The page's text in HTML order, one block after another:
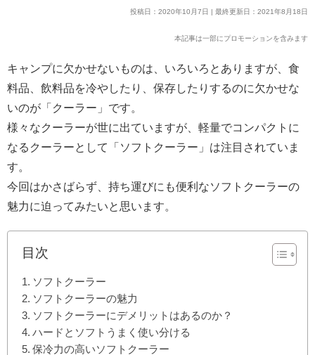
投稿日：2020年10月7日 | 最終更新日：2021年8月18日
本記事は一部にプロモーションを含みます
キャンプに欠かせないものは、いろいろとありますが、食
料品、飲料品を冷やしたり、保存したりするのに欠かせな
いのが「クーラー」です。
様々なクーラーが世に出ていますが、軽量でコンパクトに
なるクーラーとして「ソフトクーラー」は注目されていま
す。
今回はかさばらず、持ち運びにも便利なソフトクーラーの
魅力に迫ってみたいと思います。
目次
ソフトクーラー
ソフトクーラーの魅力
ソフトクーラーにデメリットはあるのか？
ハードとソフトうまく使い分ける
保冷力の高いソフトクーラー